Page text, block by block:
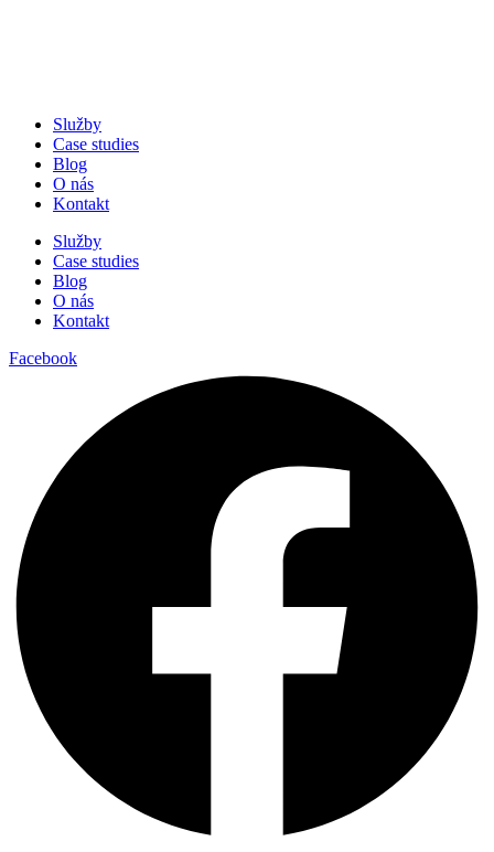
Služby
Case studies
Blog
O nás
Kontakt
Služby
Case studies
Blog
O nás
Kontakt
Facebook